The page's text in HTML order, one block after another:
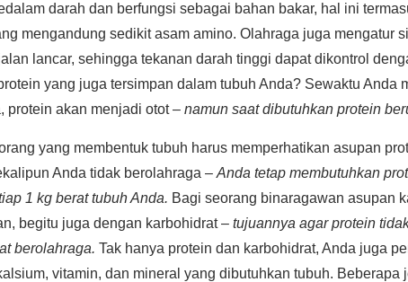
darah dan berfungsi sebagai bahan bakar, hal ini
mengandung sedikit asam amino. Olahraga juga mengatur
lancar, sehingga tekanan darah tinggi dapat dikontrol
yang juga tersimpan dalam tubuh Anda? Sewaktu Anda
protein akan menjadi otot – namun saat dibutuhkan protein
yang membentuk tubuh harus memperhatikan asupan
Anda tidak berolahraga – Anda tetap membutuhkan
1 kg berat tubuh Anda. Bagi seorang binaragawan asupan
begitu juga dengan karbohidrat – tujuannya agar protein
berolahraga. Tak hanya protein dan karbohidrat, Anda juga
vitamin, dan mineral yang dibutuhkan tubuh. Beberapa